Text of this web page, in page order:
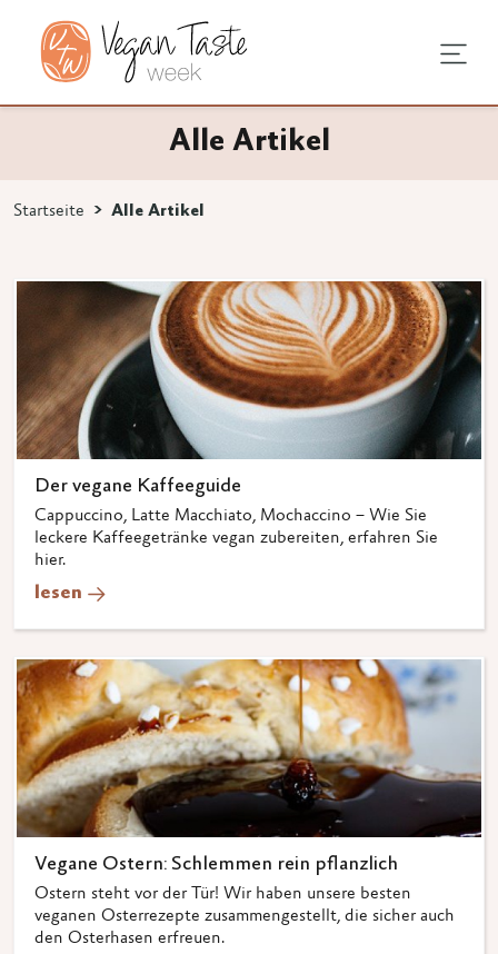
Alle Artikel
Startseite Alle Artikel
Der vegane Kaffeeguide
Cappuccino, Latte Macchiato, Mochaccino – Wie Sie
leckere Kaffeegetränke vegan zubereiten, erfahren Sie
hier.
lesen
Vegane Ostern: Schlemmen rein pflanzlich
Ostern steht vor der Tür! Wir haben unsere besten
veganen Osterrezepte zusammengestellt, die sicher auch
den Osterhasen erfreuen.